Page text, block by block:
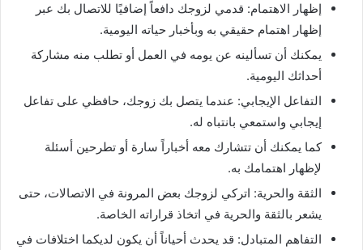
إظهار الاهتمام: قدمي لزوجك دافعاً إضافيًا للاتصال بك عبر
إظهار اهتمام حقيقي به وبأخبار حياته اليومية.
يمكنك أن تسألينه عن يومه في العمل أو تطلب منه مشاركة
أحداثك اليومية.
التفاعل الإيجابي: عندما يتصل بك زوجك، حافظي على تفاعل
إيجابي واستمعي بانتباه له.
كما يمكنك أن تتشارك معه أخباراً سارة أو تطرحين أسئلة
لإظهار اهتمامك به.
الثقة والحرية: اتركي لزوجك بعض المرونة في الاتصالات، حتى
يشعر بالثقة والحرية في اتخاذ قراراته الخاصة.
التفاهم المتبادل: قد يحدث أحياناً أن يكون لديكما اختلافات في